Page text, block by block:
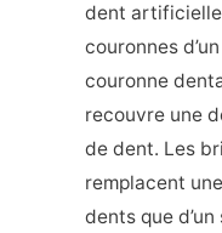
dent artificielle
couronnes
couronne
recouvre une
de dent. Les
remplacent
dents que